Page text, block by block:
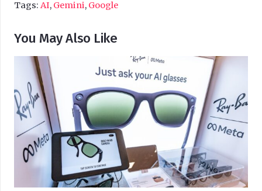
Tags: AI, Gemini, Google
You May Also Like